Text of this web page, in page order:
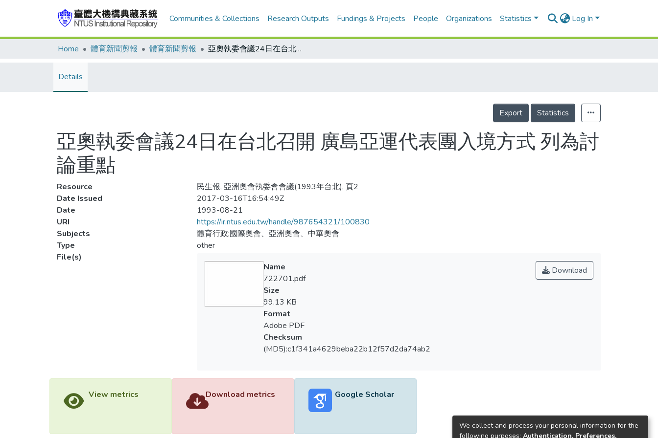
Communities & Collections Research Outputs Fundings & Projects People Organizations Statistics Log In
Home 體育新聞剪報 體育新聞剪報 亞奧執委會議24日在台北召開 廣島亞運代表團入境方式 列為討論重點
Details
Export Statistics
亞奧執委會議24日在台北召開 廣島亞運代表團入境方式 列為討
論重點
Resource
民生報, 亞洲奧會執委會會議(1993年台北), 頁2
Date Issued
2017-03-16T16:54:49Z
Date
1993-08-21
URI
https://ir.ntus.edu.tw/handle/987654321/100830
Subjects
體育行政;國際奧會、亞洲奧會、中華奧會
Type
other
File(s)
Download
Name
722701.pdf
Size
99.13 KB
Format
Adobe PDF
Checksum
(MD5):c1f341a4629beba22b12f57d2da74ab2
View metrics Download metrics Google Scholar
We collect and process your personal information for the
following purposes: Authentication, Preferences,